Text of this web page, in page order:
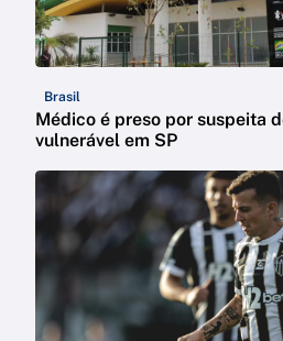
Brasil
Médico é preso por suspeita
vulnerável em SP